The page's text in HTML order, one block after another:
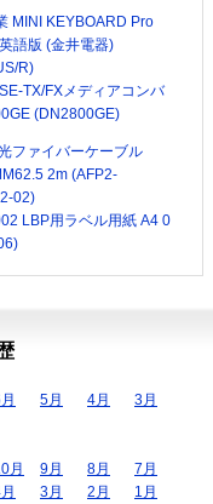
MINI KEYBOARD Pro
語版 (金井電器)
R)
TX/FXメディアコンバ
(DN2800GE)
ファイバーケーブル
2m (AFP2-
02)
LBP用ラベル用紙 A4 0
5月 4月
3月
月 9月 8月
7月
3月 2月
1月